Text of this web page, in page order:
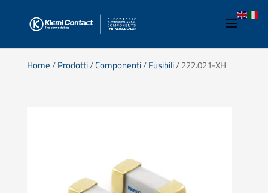
Home/Prodotti/Componenti/Fusibili/ 222.021-XH